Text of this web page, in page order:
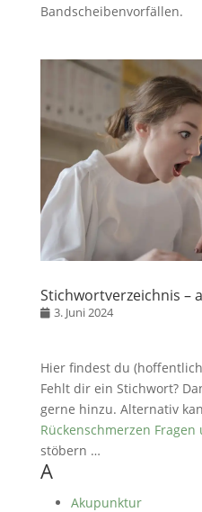
Bandscheibenvorfällen.
Stichwortverzeichnis –
3. Juni 2024
Hier findest du
Fehlt dir ein Stichwort?
gerne hinzu. Alternativ
Rückenschmerzen
stöbern …
A
Akupunktur